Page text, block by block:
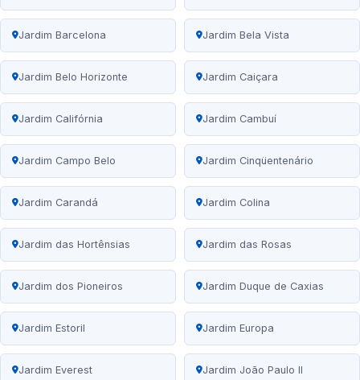
Jardim Barcelona Jardim Bela Vista
Jardim Belo Horizonte Jardim Caiçara
Jardim Califórnia Jardim Cambuí
Jardim Campo Belo Jardim Cinqüentenário
Jardim Carandá Jardim Colina
Jardim das Hortênsias Jardim das Rosas
Jardim dos Pioneiros Jardim Duque de Caxias
Jardim Estoril Jardim Europa
Jardim Everest Jardim João Paulo II